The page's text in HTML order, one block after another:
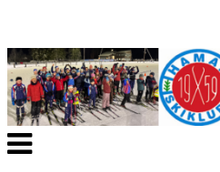
Veksle
navigasjon